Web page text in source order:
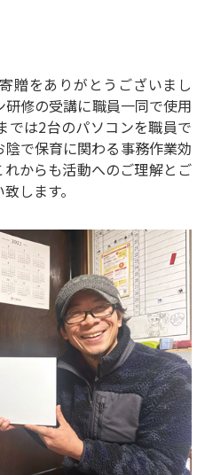
贈をありがとうございまし
修の受講に職員一同で使用
では2台のパソコンを職員で
で保育に関わる事務作業効
からも活動へのご理解とご
します。